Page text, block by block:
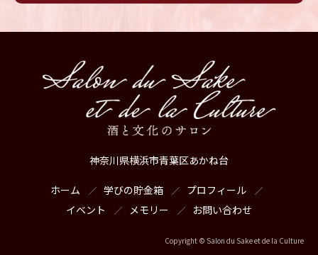
神奈川県横浜市青葉区あかね台
ホーム 学びの貯金箱
プロフィール
イベント
メモリー お問い合わせ
Copyright © Salon du Sake et de la Culture